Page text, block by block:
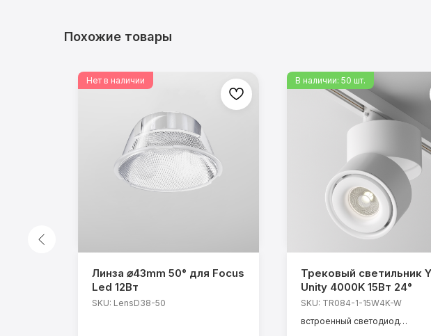
Похожие товары
Линза ⌀43mm 50° для Focus
Led 12Вт
SKU: LensD38-50
Трековый светильник
Unity 4000K 15Вт 24°
SKU: TR084-1-15W4K-W
встроенный светодиод